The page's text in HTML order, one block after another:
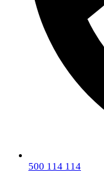
500 114 114